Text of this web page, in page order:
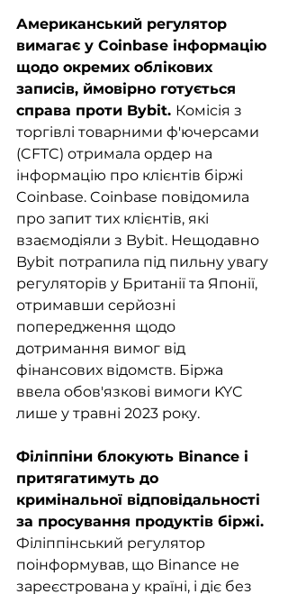
Американський регулятор
вимагає у Coinbase інформацію
щодо окремих облікових
записів, ймовірно готується
справа проти Bybit. Комісія з
торгівлі товарними ф'ючерсами
(CFTC) отримала ордер на
інформацію про клієнтів біржі
Coinbase. Coinbase повідомила
про запит тих клієнтів, які
взаємодіяли з Bybit. Нещодавно
Bybit потрапила під пильну увагу
регуляторів у Британії та Японії,
отримавши серйозні
попередження щодо
дотримання вимог від
фінансових відомств. Біржа
ввела обов'язкові вимоги KYC
лише у травні 2023 року.
Філіппіни блокують Binance і
притягатимуть до
кримінальної відповідальності
за просування продуктів біржі.
Філіппінський регулятор
поінформував, що Binance не
зареєстрована у країні, і діє без